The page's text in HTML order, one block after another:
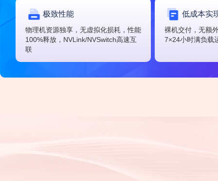
极致性能
物理机资源独享，无虚拟化损耗，性能
100%释放，NVLink/NVSwitch高速互
联
低成本实
裸机交付，无额
7×24小时满负载